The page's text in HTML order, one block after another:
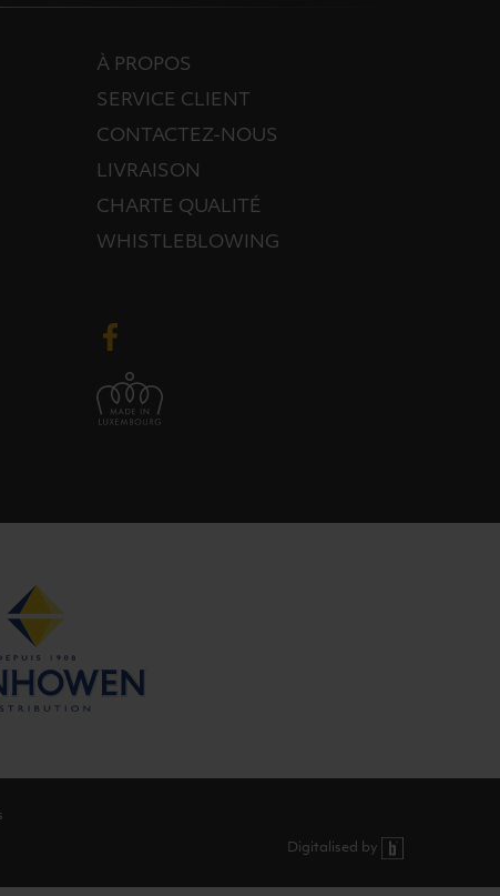
À PROPOS
SERVICE CLIENT
CONTACTEZ-NOUS
LIVRAISON
CHARTE QUALITÉ
WHISTLEBLOWING
Digitalised by